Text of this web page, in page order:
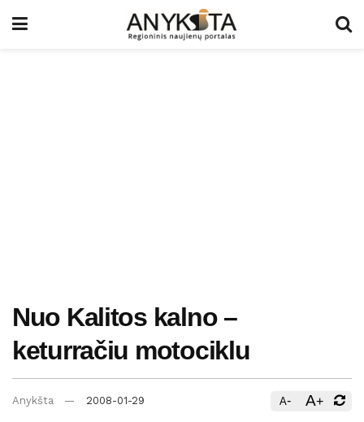
Nuo Kalitos kalno –
keturračiu motociklu
Anykšta 2008-01-29 A- A+